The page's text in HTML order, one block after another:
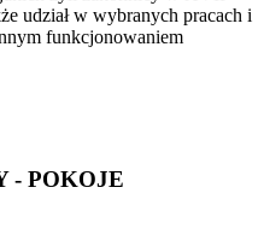
udział w wybranych pracach i
funkcjonowaniem
- POKOJE